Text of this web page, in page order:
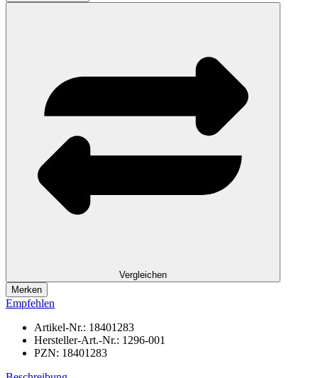
Vergleichen
Merken
Empfehlen
Artikel-Nr.: 18401283
Hersteller-Art.-Nr.: 1296-001
PZN: 18401283